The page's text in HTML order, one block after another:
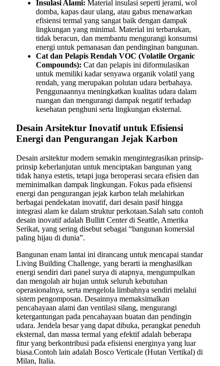
Insulasi Alami: Material insulasi seperti jerami, wol
domba, kapas daur ulang, atau gabus menawarkan
efisiensi termal yang sangat baik dengan dampak
lingkungan yang minimal. Material ini terbarukan,
tidak beracun, dan membantu mengurangi konsumsi
energi untuk pemanasan dan pendinginan bangunan.
Cat dan Pelapis Rendah VOC (Volatile Organic
Compounds): Cat dan pelapis ini diformulasikan
untuk memiliki kadar senyawa organik volatil yang
rendah, yang merupakan polutan udara berbahaya.
Penggunaannya meningkatkan kualitas udara dalam
ruangan dan mengurangi dampak negatif terhadap
kesehatan penghuni serta lingkungan eksternal.
Desain Arsitektur Inovatif untuk Efisiensi
Energi dan Pengurangan Jejak Karbon
Desain arsitektur modern semakin mengintegrasikan prinsip-
prinsip keberlanjutan untuk menciptakan bangunan yang
tidak hanya estetis, tetapi juga beroperasi secara efisien dan
meminimalkan dampak lingkungan. Fokus pada efisiensi
energi dan pengurangan jejak karbon telah melahirkan
berbagai pendekatan inovatif, dari desain pasif hingga
integrasi alam ke dalam struktur perkotaan.Salah satu contoh
desain inovatif adalah Bullitt Center di Seattle, Amerika
Serikat, yang sering disebut sebagai “bangunan komersial
paling hijau di dunia”.
Bangunan enam lantai ini dirancang untuk mencapai standar
Living Building Challenge, yang berarti ia menghasilkan
energi sendiri dari panel surya di atapnya, mengumpulkan
dan mengolah air hujan untuk seluruh kebutuhan
operasionalnya, serta mengelola limbahnya sendiri melalui
sistem pengomposan. Desainnya memaksimalkan
pencahayaan alami dan ventilasi silang, mengurangi
ketergantungan pada pencahayaan buatan dan pendingin
udara. Jendela besar yang dapat dibuka, perangkat peneduh
eksternal, dan massa termal yang efektif adalah beberapa
fitur yang berkontribusi pada efisiensi energinya yang luar
biasa.Contoh lain adalah Bosco Verticale (Hutan Vertikal) di
Milan, Italia.